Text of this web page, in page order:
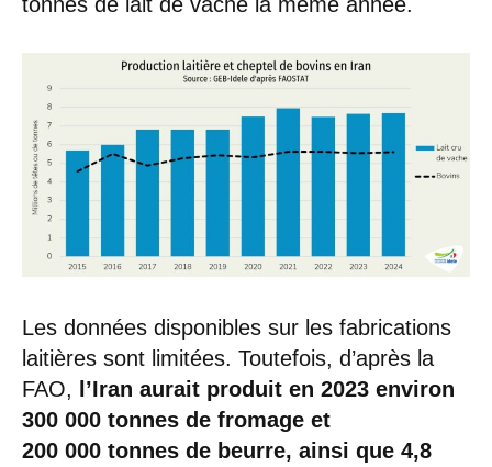
Les données disponibles sur les fabrications
laitières sont limitées. Toutefois, d’après la
FAO,
l’Iran aurait produit en 2023 environ
300 000 tonnes de fromage et
200 000 tonnes de beurre, ainsi que 4,8